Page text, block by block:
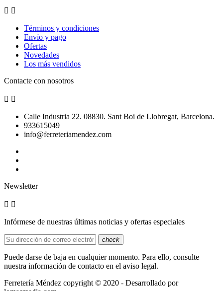
 
Términos y condiciones
Envío y pago
Ofertas
Novedades
Los más vendidos
Contacte con nosotros
 
Calle Industria 22. 08830. Sant Boi de Llobregat, Barcelona.
933615049
info@ferreteriamendez.com
Newsletter
 
Infórmese de nuestras últimas noticias y ofertas especiales
check
Puede darse de baja en cualquier momento. Para ello, consulte
nuestra información de contacto en el aviso legal.
Ferretería Méndez copyright © 2020 - Desarrollado por